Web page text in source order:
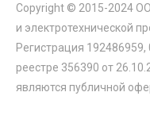
Copyright © 2015-2024
и электротехнической
Регистрация
реестре 356390 от
являются публичной